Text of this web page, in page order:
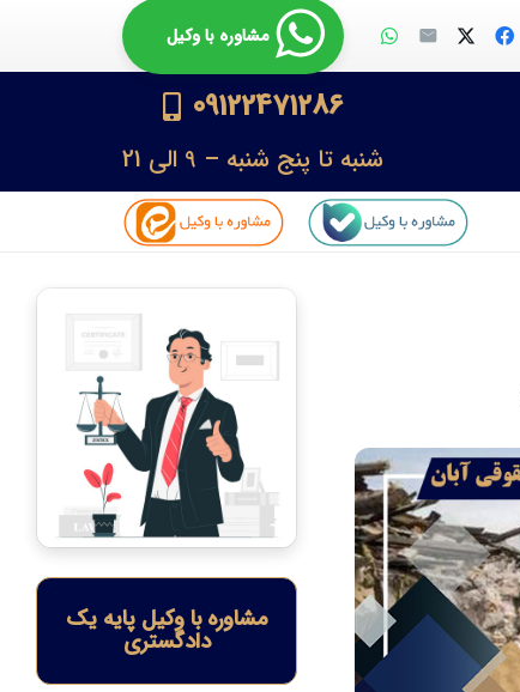
مشاوره با وکیل
09122471286
شنبه تا پنج شنبه – 9 الی 21
مشاوره با وکیل پایه یک
دادگستری